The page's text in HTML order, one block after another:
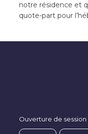
notre résidence et
quote-part pour
Ouverture de